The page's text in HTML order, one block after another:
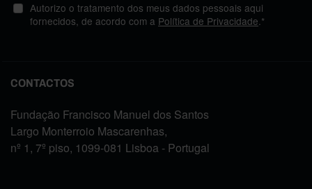
Autorizo o tratamento dos meus dados pessoais aqui
fornecidos, de acordo com a Política de Privacidade.*
CONTACTOS
Fundação Francisco Manuel dos Santos
Largo Monterroio Mascarenhas,
nº 1, 7º piso, 1099-081 Lisboa - Portugal